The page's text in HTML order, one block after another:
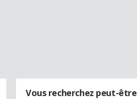
Vous recherchez peut-être